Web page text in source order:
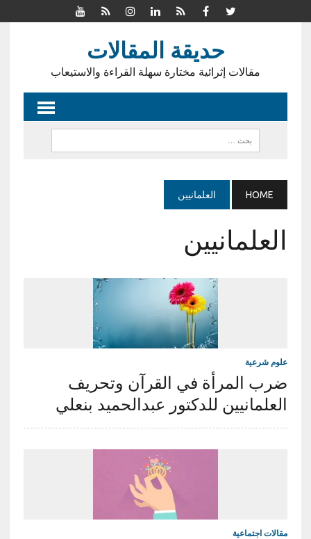
حديقة المقالات
مقالات إثرائية مختارة سهلة القراءة والاستيعاب
HOME العلمانيين
العلمانيين
علوم شرعية
ضرب المرأة في القرآن وتحريف
العلمانيين للدكتور عبدالحميد بنعلي
مقالات اجتماعية